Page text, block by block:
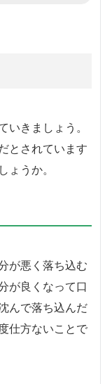
いきましょう。
とされています
ょうか。
が悪く落ち込む
が良くなって口
んで落ち込んだ
仕方ないことで